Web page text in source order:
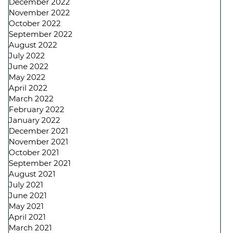
November 2022
October 2022
September 2022
August 2022
July 2022
June 2022
May 2022
April 2022
March 2022
February 2022
January 2022
December 2021
November 2021
October 2021
September 2021
August 2021
July 2021
June 2021
May 2021
April 2021
March 2021